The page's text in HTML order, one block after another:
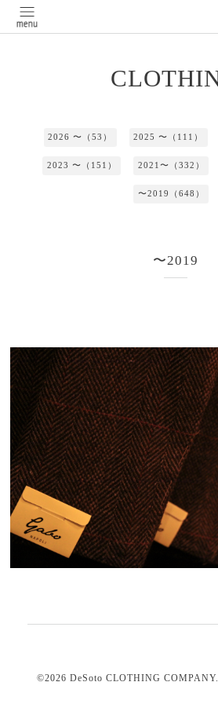
2026 〜（53） 2025 〜（111）
2023 〜（151） 2021〜（332）
〜2019（648）
〜2019
©2026 DeSoto CLOTHING COMPANY